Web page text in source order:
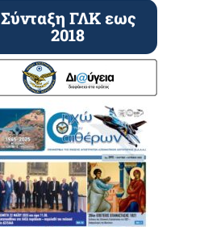
Σύνταξη ΓΛΚ εως
2018